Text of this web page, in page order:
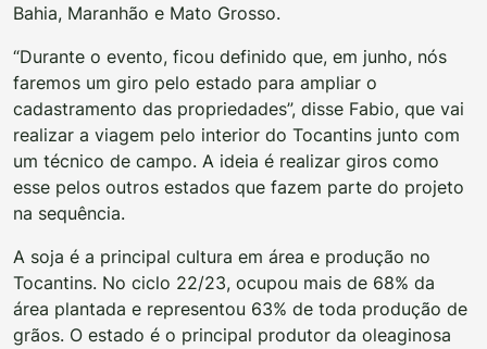
Bahia, Maranhão e Mato Grosso.
“Durante o evento, ficou definido que, em junho, nós
faremos um giro pelo estado para ampliar o
cadastramento das propriedades”, disse Fabio, que vai
realizar a viagem pelo interior do Tocantins junto com
um técnico de campo. A ideia é realizar giros como
esse pelos outros estados que fazem parte do projeto
na sequência.
A soja é a principal cultura em área e produção no
Tocantins. No ciclo 22/23, ocupou mais de 68% da
área plantada e representou 63% de toda produção de
grãos. O estado é o principal produtor da oleaginosa